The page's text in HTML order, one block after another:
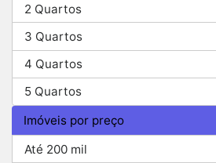
2 Quartos
3 Quartos
4 Quartos
5 Quartos
Imóveis por preço
Até 200 mil